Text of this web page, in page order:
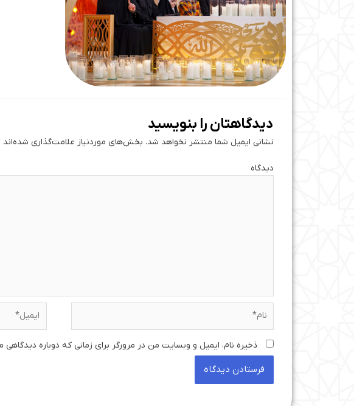
دیدگاهتان را بنویسید
نشانی ایمیل شما منتشر نخواهد شد. بخش‌های موردنیاز علامت‌گذاری شده‌اند
ذخیره نام، ایمیل و وبسایت من در مرورگر برای زمانی که دوباره